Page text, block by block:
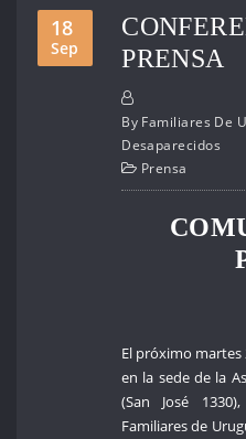
18
Sep
PRENSA
By Familiares De
Desaparecidos
Prensa
El próximo martes
en la sede de la
(San José
Familiares de